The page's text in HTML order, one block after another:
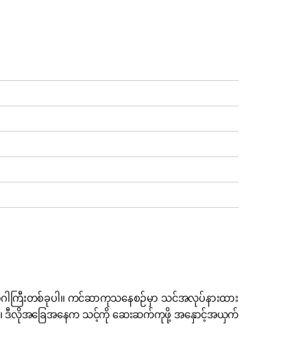
ါကြီးတစ်ခုပါ။ ကင်ဆာကုသနေစဉ်မှာ သင်အလုပ်နားထား
။ ဒီလိုအခြေအနေက သင့်ကို ဆေးဆက်ကုဖို့ အနှောင့်အယှက်